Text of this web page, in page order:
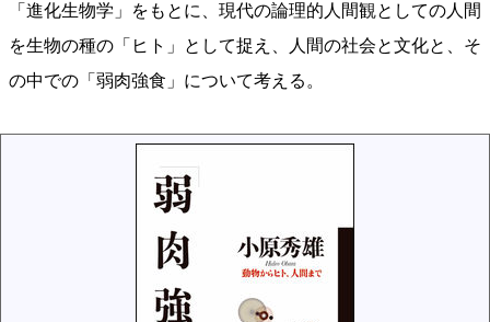
「進化生物学」をもとに、現代の論理的人間観としての人間
を生物の種の「ヒト」として捉え、人間の社会と文化と、そ
の中での「弱肉強食」について考える。